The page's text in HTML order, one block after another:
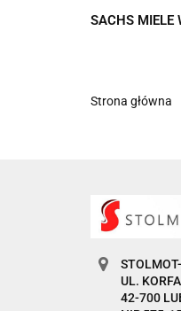
SACHS MIELE
Strona główna
UL.
42-700